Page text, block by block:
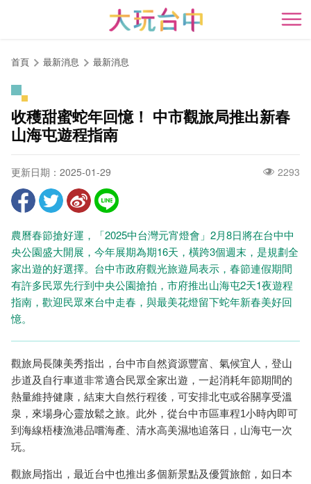
開
首頁 最新消息 最新消息
收穫甜蜜蛇年回憶！ 中市觀旅局推出新春
山海屯遊程指南
更新日期：2025-01-29 2293
農曆春節搶好運，「2025中台灣元宵燈會」2月8日將在台中中
央公園盛大開展，今年展期為期16天，橫跨3個週末，是規劃全
家出遊的好選擇。台中市政府觀光旅遊局表示，春節連假期間
有許多民眾先行到中央公園搶拍，市府推出山海屯2天1夜遊程
指南，歡迎民眾來台中走春，與最美花燈留下蛇年新春美好回
憶。
觀旅局長陳美秀指出，台中市自然資源豐富、氣候宜人，登山
步道及自行車道非常適合民眾全家出遊，一起消耗年節期間的
熱量維持健康，結束大自然行程後，可安排北屯或谷關享受溫
泉，來場身心靈放鬆之旅。此外，從台中市區車程1小時內即可
到海線梧棲漁港品嚐海產、清水高美濕地追落日，山海屯一次
玩。
觀旅局指出，最近台中也推出多個新景點及優質旅館，如日本